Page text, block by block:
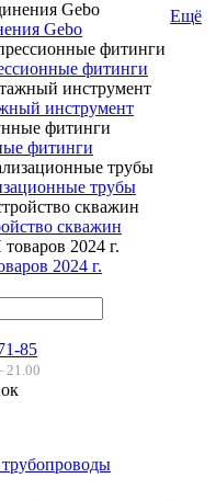
Gebo
фитинги
инструмент
фитинги
трубы
скважин
2024 г.
Ещё
85
21.00